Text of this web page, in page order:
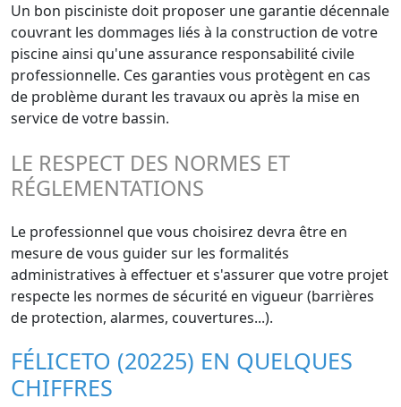
Un bon pisciniste doit proposer une garantie décennale
couvrant les dommages liés à la construction de votre
piscine ainsi qu'une assurance responsabilité civile
professionnelle. Ces garanties vous protègent en cas
de problème durant les travaux ou après la mise en
service de votre bassin.
LE RESPECT DES NORMES ET
RÉGLEMENTATIONS
Le professionnel que vous choisirez devra être en
mesure de vous guider sur les formalités
administratives à effectuer et s'assurer que votre projet
respecte les normes de sécurité en vigueur (barrières
de protection, alarmes, couvertures...).
FÉLICETO (20225) EN QUELQUES
CHIFFRES